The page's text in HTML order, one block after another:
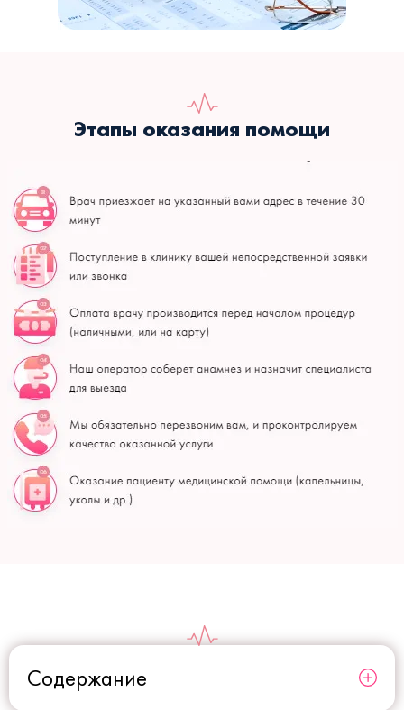
Этапы оказания помощи
Содержание